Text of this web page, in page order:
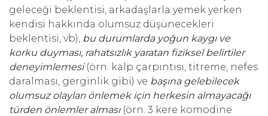
geleceği beklentisi, arkadaşlarla yemek yerken
kendisi hakkında olumsuz düşünecekleri
beklentisi, vb), bu durumlarda yoğun kaygı ve
korku duyması, rahatsızlık yaratan fiziksel belirtiler
deneyimlemesi(örn. kalp çarpıntısı, titreme, nefes
daralması, gerginlik gibi) ve başına gelebilecek
olumsuz olayları önlemek için herkesin almayacağı
türden önlemler alması (örn. 3 kere komodine